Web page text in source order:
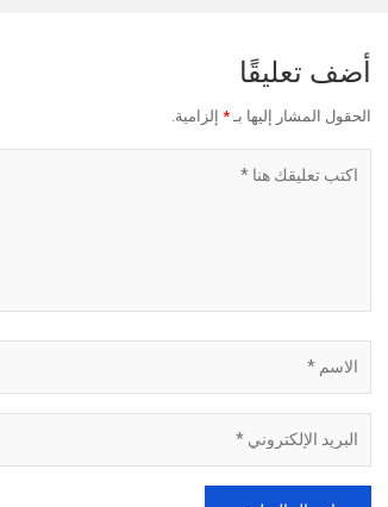
أضف تعليقًا
الحقول المشار إليها بـ *إلزامية.